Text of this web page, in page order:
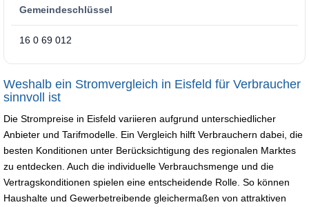
Gemeindeschlüssel
16 0 69 012
Weshalb ein Stromvergleich in Eisfeld für Verbraucher
sinnvoll ist
Die Strompreise in Eisfeld variieren aufgrund unterschiedlicher
Anbieter und Tarifmodelle. Ein Vergleich hilft Verbrauchern dabei, die
besten Konditionen unter Berücksichtigung des regionalen Marktes
zu entdecken. Auch die individuelle Verbrauchsmenge und die
Vertragskonditionen spielen eine entscheidende Rolle. So können
Haushalte und Gewerbetreibende gleichermaßen von attraktiven